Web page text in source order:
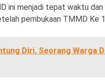
ini menjadi tepat waktu
pembukaan TMMD Ke
Diri, Seorang Warga